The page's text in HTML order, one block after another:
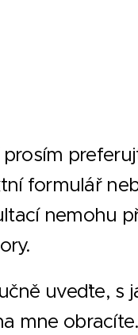
formulář
nemohu
uveďte, s
mne obracíte.